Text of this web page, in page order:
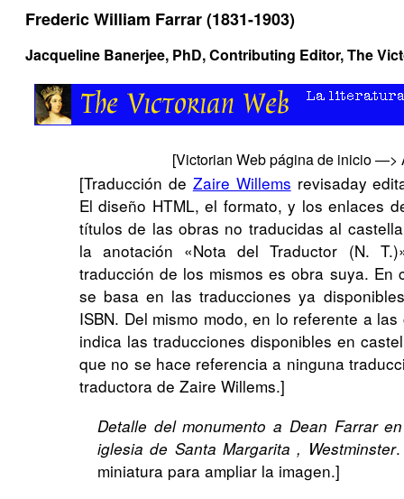
Frederic William Farrar (1831-1903)
Jacqueline Banerjee, PhD, Contributing Editor, The
[Victorian Web página de inicio—>
[Traducción de Zaire Willems revisaday
El diseño HTML, el formato, y los enlaces
títulos de las obras no traducidas al
la anotación «Nota del Traductor (N.
traducción de los mismos es obra suya. En
se basa en las traducciones ya
ISBN. Del mismo modo, en lo referente a
indica las traducciones disponibles en
que no se hace referencia a ninguna
traductora de Zaire Willems.]
Detalle del monumento a Dean Farrar
iglesia de Santa Margarita , Westminster
miniatura para ampliar la imagen.]